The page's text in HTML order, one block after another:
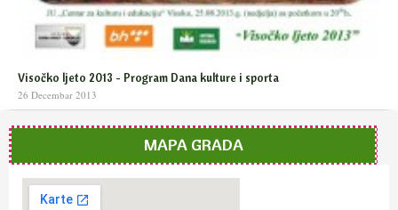
Visočko ljeto 2013 - Program Dana kulture i sporta
26 Decembar 2013
MAPA GRADA